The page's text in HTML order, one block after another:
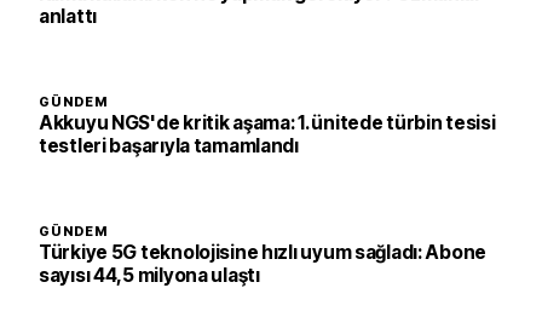
anlattı
GÜNDEM
Akkuyu NGS'de kritik aşama: 1. ünitede türbin tesisi
testleri başarıyla tamamlandı
GÜNDEM
Türkiye 5G teknolojisine hızlı uyum sağladı: Abone
sayısı 44,5 milyona ulaştı